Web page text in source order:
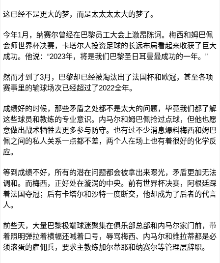
这已经不是更大的梦，而是太太太太大的梦了。
今年1月，纳赛尔曾经在巴黎员工大会上激昂陈词。梅西和姆巴佩
会师世界杯决赛，卡塔尔人投资足球的长远布局看起来收获了巨大
成功。他说：“2023年，将是我们巴黎圣日耳曼最成功的一年。”
然而才到了3月，巴黎却已经被淘汰出了法国杯和欧冠，甚至各项
赛事里的输球场次已经超过了2022全年。
成绩好的时候，那些矛盾之处都不是太大的问题，毕竟我们都了解
这些球员和教练的专业意识。内马尔和姆巴佩抢过点球，但他也愿
意做出战术牺牲去更多参与防守。也有过不少消息爆料梅西和姆巴
佩之间的私人关系一点都不差，两个人在场上也有着很好的化学反
应。
等到成绩不好，所有的潜在问题都会被拿出来曝光，矛盾更加无法
调和。而梅西，正好处在漩涡的中央。前有世界杯决赛，阿根廷踩
着法国夺冠；后有卡塔尔和沙特一度断交，他却成为了后者的代言
人。
前些天，大量巴黎极端球迷聚集在俱乐部总部和内马尔家门前，带
着照明弹拉着横幅还喊着口号，辱骂梅西、内马尔和维拉蒂都是必
须滚蛋的雇佣兵，要求主教练加尔蒂耶和纳赛尔等管理层辞职。